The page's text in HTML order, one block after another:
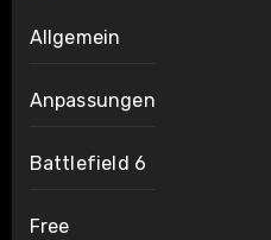
Allgemein
Anpassungen
Battlefield 6
Free